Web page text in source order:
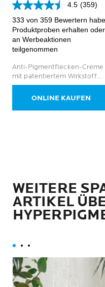
4.5 (359)
4.5
von
5
Sternen.
359
333 von 359 Bewertern
Produktproben erhalten oder
an Werbeaktionen
teilgenommen
Anti-Pigmentflecken-Creme
mit patentiertem Wirkstoff
Melasyl, LSF 30 und 5 %
NiacinamidONLINE KAUFEN
WEITERE
ARTIKEL